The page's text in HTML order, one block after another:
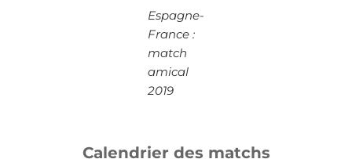
Espagne-
France :
match
amical
2019
Calendrier des matchs